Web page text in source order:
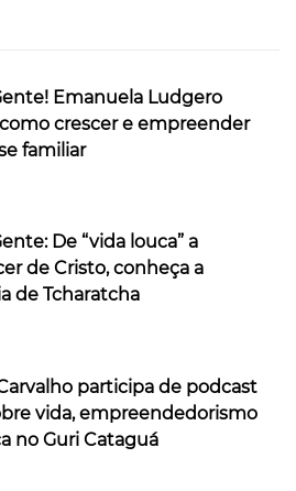
Emanuela Ludgero
crescer e empreender
familiar
De “vida louca” a
de Cristo, conheça a
de Tcharatcha
participa de podcast
vida, empreendedorismo
no Guri Cataguá